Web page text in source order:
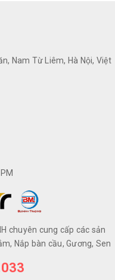
Nam Từ Liêm, Hà Nội, Việt
chuyên cung cấp các sản
Nắp bàn cầu, Gương, Sen